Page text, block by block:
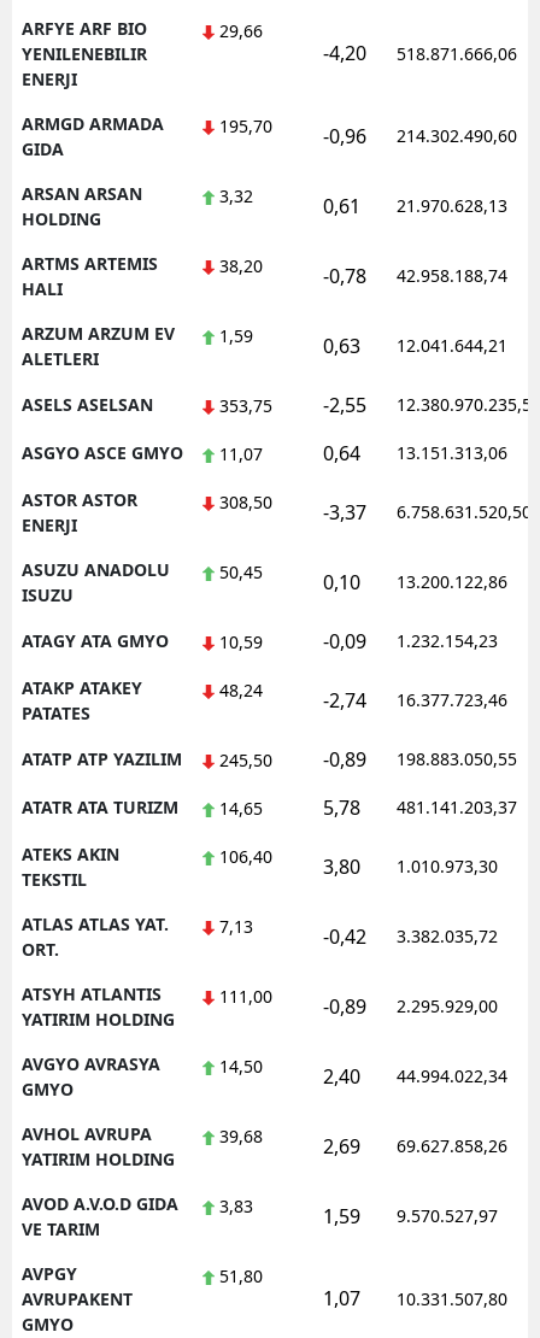
ARFYE ARF BIO
YENILENEBILIR
ENERJI
29,66
-4,20 518.871.666,06
ARMGD ARMADA
GIDA
195,70 -0,96 214.302.490,60
ARSAN ARSAN
HOLDING
3,32 0,61 21.970.628,13
ARTMS ARTEMIS
HALI
38,20 -0,78 42.958.188,74
ARZUM ARZUM EV
ALETLERI
1,59 0,63 12.041.644,21
ASELS ASELSAN 353,75 -2,55 12.380.970.235,50
ASGYO ASCE GMYO 11,07 0,64 13.151.313,06
ASTOR ASTOR
ENERJI
308,50 -3,37 6.758.631.520,50
ASUZU ANADOLU
ISUZU
50,45 0,10 13.200.122,86
ATAGY ATA GMYO 10,59 -0,09 1.232.154,23
ATAKP ATAKEY
PATATES
48,24 -2,74 16.377.723,46
ATATP ATP YAZILIM 245,50 -0,89 198.883.050,55
ATATR ATA TURIZM 14,65 5,78 481.141.203,37
ATEKS AKIN
TEKSTIL
106,40 3,80 1.010.973,30
ATLAS ATLAS YAT.
ORT.
7,13 -0,42 3.382.035,72
ATSYH ATLANTIS
YATIRIM HOLDING
111,00 -0,89 2.295.929,00
AVGYO AVRASYA
GMYO
14,50 2,40 44.994.022,34
AVHOL AVRUPA
YATIRIM HOLDING
39,68 2,69 69.627.858,26
AVOD A.V.O.D GIDA
VE TARIM
3,83 1,59 9.570.527,97
AVPGY
AVRUPAKENT
GMYO
51,80
1,07 10.331.507,80